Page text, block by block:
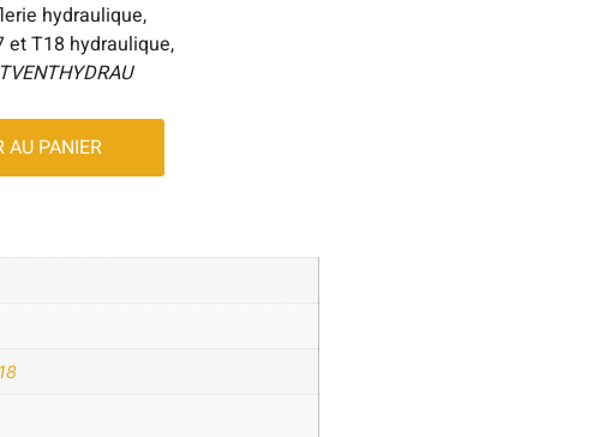
hydraulique,
et T18 hydraulique,
AU PANIER